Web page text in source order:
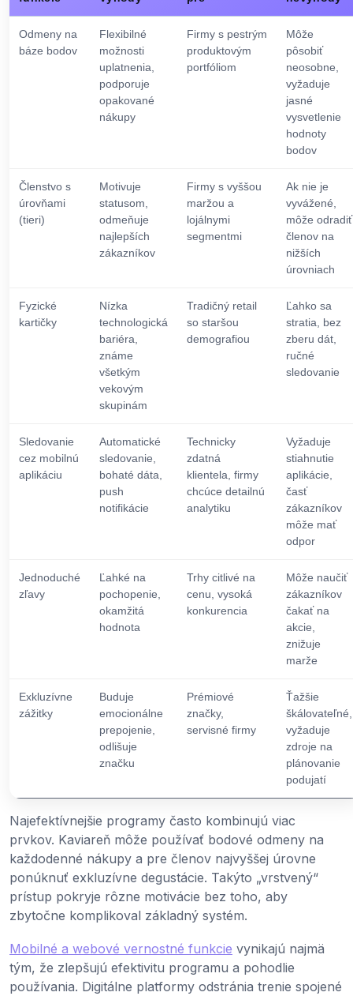
Odmeny na
báze bodov
Flexibilné
možnosti
uplatnenia,
podporuje
opakované
nákupy
Firmy s pestrým
produktovým
portfóliom
Môže
pôsobiť
neosobne,
vyžaduje
jasné
vysvetlenie
hodnoty
bodov
Členstvo s
úrovňami
(tieri)
Motivuje
statusom,
odmeňuje
najlepších
zákazníkov
Firmy s vyššou
maržou a
lojálnymi
segmentmi
Ak nie je
vyvážené,
môže odradiť
členov na
nižších
úrovniach
Fyzické
kartičky
Nízka
technologická
bariéra,
známe
všetkým
vekovým
skupinám
Tradičný retail
so staršou
demografiou
Ľahko sa
stratia, bez
zberu dát,
ručné
sledovanie
Sledovanie
cez mobilnú
aplikáciu
Automatické
sledovanie,
bohaté dáta,
push
notifikácie
Technicky
zdatná
klientela, firmy
chcúce detailnú
analytiku
Vyžaduje
stiahnutie
aplikácie,
časť
zákazníkov
môže mať
odpor
Jednoduché
zľavy
Ľahké na
pochopenie,
okamžitá
hodnota
Trhy citlivé na
cenu, vysoká
konkurencia
Môže naučiť
zákazníkov
čakať na
akcie,
znižuje
marže
Exkluzívne
zážitky
Buduje
emocionálne
prepojenie,
odlišuje
značku
Prémiové
značky,
servisné firmy
Ťažšie
škálovateľné,
vyžaduje
zdroje na
plánovanie
podujatí
Najefektívnejšie programy často kombinujú viac
prvkov. Kaviareň môže používať bodové odmeny na
každodenné nákupy a pre členov najvyššej úrovne
ponúknuť exkluzívne degustácie. Takýto „vrstvený“
prístup pokryje rôzne motivácie bez toho, aby
zbytočne komplikoval základný systém.
Mobilné a webové vernostné funkcie vynikajú najmä
tým, že zlepšujú efektivitu programu a pohodlie
používania. Digitálne platformy odstránia trenie spojené